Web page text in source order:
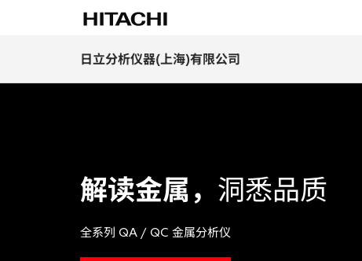
日立分析仪器(上海)有限公司
解读金属， 洞悉品质
全系列 QA / QC 金属分析仪